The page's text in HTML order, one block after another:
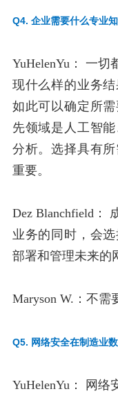
Q4. 企业需要什么专业
YuHelenYu：
一切
现什么样的业务
如此可以确定所
先领域是人工智
分析。选择具有
重要。
Dez Blanchfield：
业务的同时，会
部署和管理未来的
Maryson W.： 不需
Q5. 网络安全在制造业
YuHelenYu：
网络